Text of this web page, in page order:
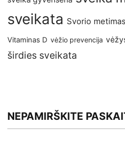
sveikata Svorio metimas
Vitaminas D vėžio prevencija
širdies sveikata
NEPAMIRŠKITE